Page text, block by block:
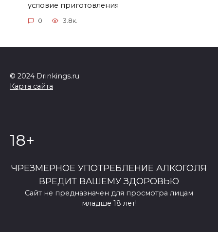
условие приготовления
0 3.8к.
© 2024 Drinkings.ru
Карта сайта
18+
ЧРЕЗМЕРНОЕ УПОТРЕБЛЕНИЕ АЛКОГОЛЯ
ВРЕДИТ ВАШЕМУ ЗДОРОВЬЮ
Сайт не предназначен для просмотра лицам
младше 18 лет!